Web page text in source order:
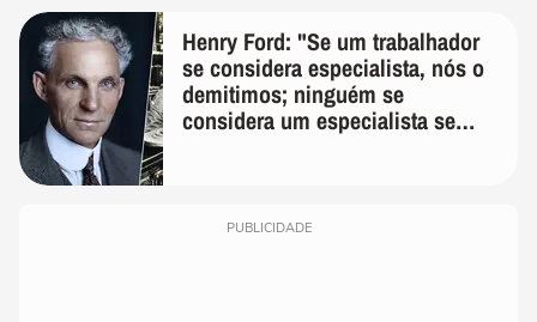
Henry Ford: "Se um trabalhador
se considera especialista, nós o
demitimos; ninguém se
considera um especialista se
PUBLICIDADE